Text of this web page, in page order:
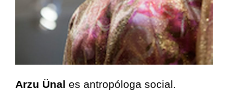
Arzu Ünal es antropóloga social.